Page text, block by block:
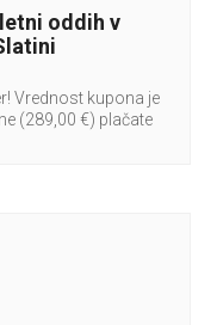
oddih v
Vrednost kupona je
(289,00 €) plačate